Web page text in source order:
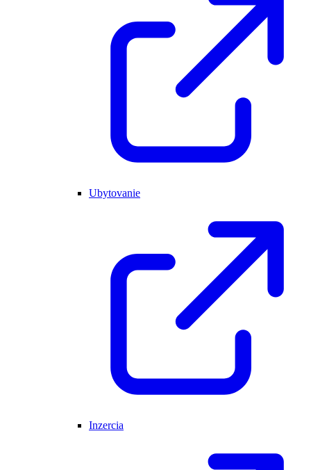
Ubytovanie
Inzercia